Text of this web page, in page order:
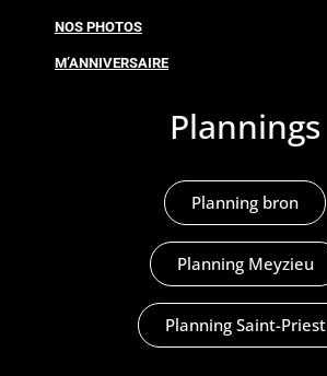
NOS PHOTOS
M’ANNIVERSAIRE
Plannings
Planning bron
Planning Meyzieu
Planning Saint-Priest